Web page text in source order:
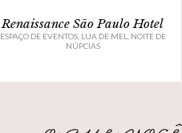
Renaissance São Paulo Hotel
ESPAÇO DE EVENTOS, LUA DE MEL, NOITE DE
NÚPCIAS